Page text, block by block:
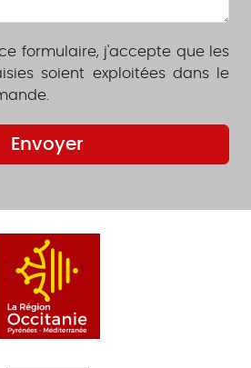
formulaire, j'accepte que les
soient exploitées dans le